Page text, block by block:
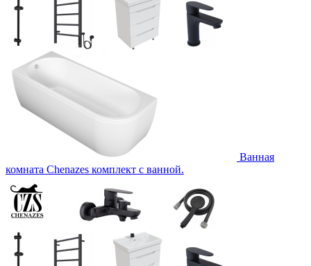
Ванная
комната Chenazes комплект с ванной.